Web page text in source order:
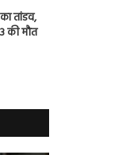
तांडव,
की मौत